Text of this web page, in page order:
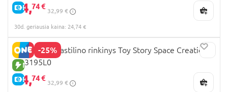
E-KAINA
24,74 €
32,99 €
30d. geriausia kaina: 24,74 €
-25%
NAUJA PREKĖ
E-KAINA
PLAY DOH plastilino rinkinys Toy Story Space Creations,
G23195L0
24,74 €
32,99 €